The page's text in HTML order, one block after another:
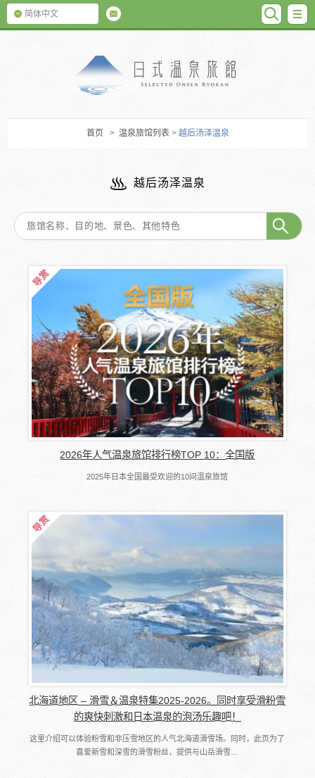
简体中文
首页 > 温泉旅馆列表 > 越后汤泽温泉
越后汤泽温泉
2026年人气温泉旅馆排行榜TOP 10：全国版
2025年日本全国最受欢迎的10间温泉旅馆
北海道地区 – 滑雪＆温泉特集2025-2026。同时享受滑粉雪
的爽快刺激和日本温泉的泡汤乐趣吧！
这里介绍可以体验粉雪和非压雪地区的人气北海道滑雪场。同时，此页为了
喜爱新雪和深雪的滑雪粉丝，提供与山岳滑雪…